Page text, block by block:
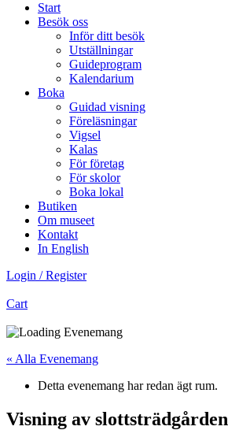
Start
Besök oss
Inför ditt besök
Utställningar
Guideprogram
Kalendarium
Boka
Guidad visning
Föreläsningar
Vigsel
Kalas
För företag
För skolor
Boka lokal
Butiken
Om museet
Kontakt
In English
Login / Register
Cart
« Alla Evenemang
Detta evenemang har redan ägt rum.
Visning av slottsträdgården